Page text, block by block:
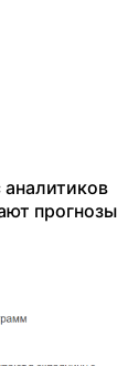
прогнозы